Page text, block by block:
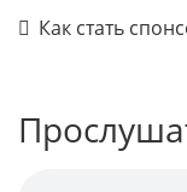
Как стать